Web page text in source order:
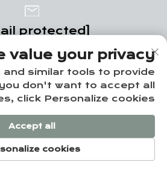
[email protected]
+86-18102719517
حقوق النشر © شركة قوانغتشو يوز
سياسة الخصوصية
value your privacy
and similar tools to provide
don't want to accept all
click Personalize cookies.
cookies
Accept all